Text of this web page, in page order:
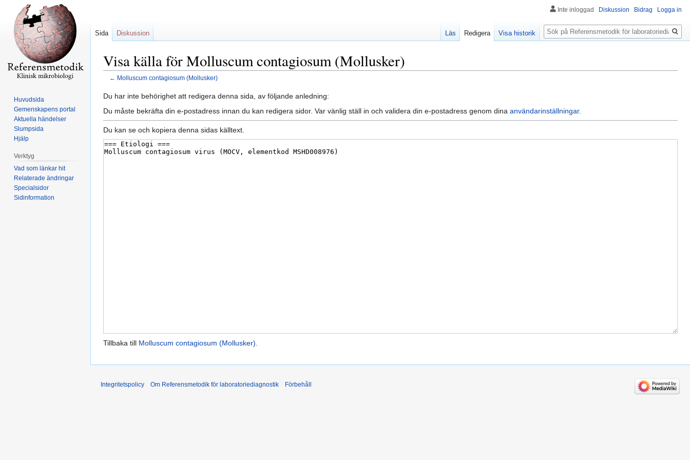
Visa källa för Molluscum contagiosum (Mollusker)
← Molluscum contagiosum (Mollusker)
Hoppa
till
Hoppa
till
Du har inte behörighet att redigera denna sida, av följande anledning:
Du måste bekräfta din e-postadress innan du kan redigera sidor. Var vänlig ställ in och validera din e-postadress genom dina användarinställningar.
Du kan se och kopiera denna sidas källtext.
Tillbaka till Molluscum contagiosum (Mollusker).
Inte inloggad Diskussion Bidrag Logga in
Sida Diskussion Läs Redigera Visa historik
Sök
Huvudsida
Gemenskapens portal
Aktuella händelser
Slumpsida
Hjälp
Verktyg
Vad som länkar hit
Relaterade ändringar
Specialsidor
Sidinformation
Integritetspolicy Om Referensmetodik för laboratoriediagnostik Förbehåll